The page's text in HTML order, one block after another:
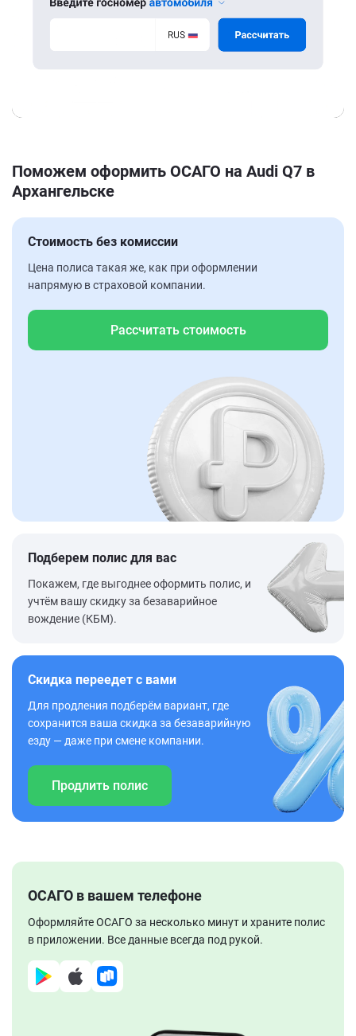
Поможем оформить ОСАГО на Audi Q7 в
Архангельске
Стоимость без комиссии
Цена полиса такая же, как при оформлении
напрямую в страховой компании.
Рассчитать стоимость
Подберем полис для вас
Покажем, где выгоднее оформить полис, и
учтём вашу скидку за безаварийное
вождение (КБМ).
Скидка переедет с вами
Для продления подберём вариант, где
сохранится ваша скидка за безаварийную
езду — даже при смене компании.
Продлить полис
ОСАГО в вашем телефоне
Оформляйте ОСАГО за несколько минут и храните полис
в приложении. Все данные всегда под рукой.